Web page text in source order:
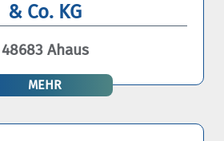
& Co. KG
48683 Ahaus
MEHR